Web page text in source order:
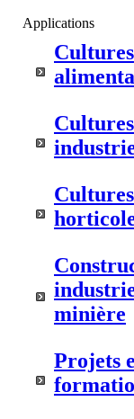
Applications
Cultures
Cultures
minière
Projets